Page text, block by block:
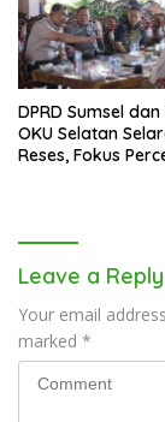
DPRD Sumsel
OKU Selatan
Reses, Fokus
Leave a Reply
Your email
marked *